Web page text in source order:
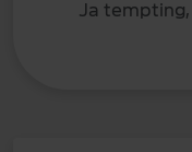
Ja tempting,